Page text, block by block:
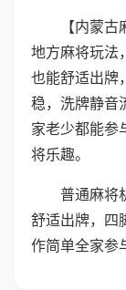
【内蒙
地方麻将玩法
也能舒适出牌
稳，洗牌静音
家老少都能参
将乐趣。
普通麻将
舒适出牌，四
作简单全家参